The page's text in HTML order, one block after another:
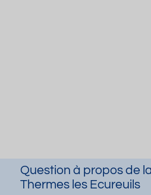
Question à propos de
Thermes les Ecureuils